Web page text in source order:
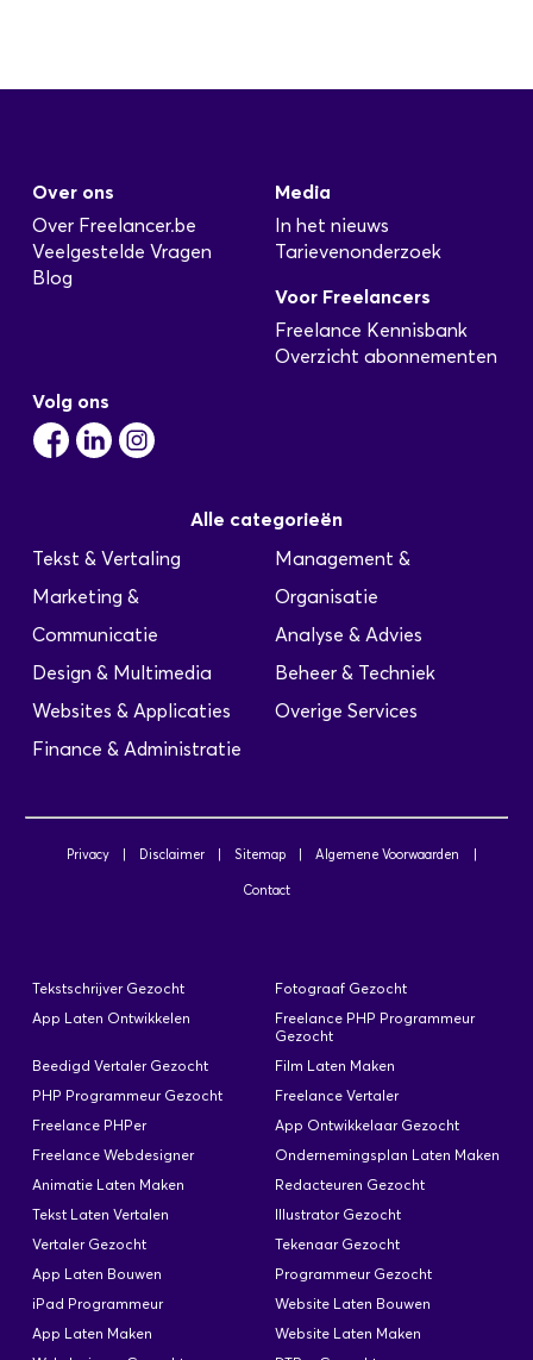
Over ons
Over Freelancer.be
Veelgestelde Vragen
Blog
Media
In het nieuws
Tarievenonderzoek
Voor Freelancers
Freelance Kennisbank
Overzicht abonnementen
Volg ons
Alle categorieën
Tekst & Vertaling
Marketing &
Communicatie
Design & Multimedia
Websites & Applicaties
Finance & Administratie
Management &
Organisatie
Analyse & Advies
Beheer & Techniek
Overige Services
Privacy Disclaimer Sitemap Algemene Voorwaarden
Contact
Tekstschrijver Gezocht
Fotograaf Gezocht
App Laten Ontwikkelen
Freelance PHP Programmeur
Gezocht
Beedigd Vertaler Gezocht
Film Laten Maken
PHP Programmeur Gezocht
Freelance Vertaler
Freelance PHPer
App Ontwikkelaar Gezocht
Freelance Webdesigner
Ondernemingsplan Laten Maken
Animatie Laten Maken
Redacteuren Gezocht
Tekst Laten Vertalen
Illustrator Gezocht
Vertaler Gezocht
Tekenaar Gezocht
App Laten Bouwen
Programmeur Gezocht
iPad Programmeur
Website Laten Bouwen
App Laten Maken
Website Laten Maken